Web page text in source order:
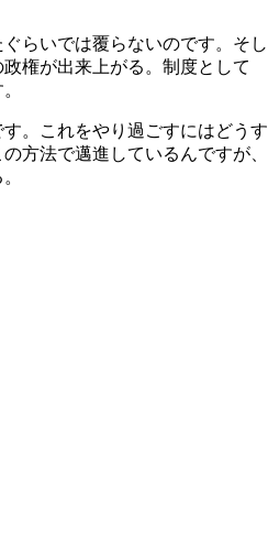
らいでは覆らないのです。そし
権が出来上がる。制度として
。これをやり過ごすにはどうす
方法で邁進しているんですが、